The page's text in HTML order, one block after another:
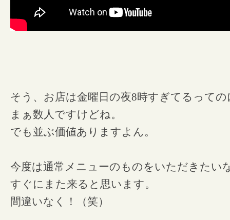
そう、お店は金曜日の夜8時すぎてるって
まぁ数人ですけどね。
でも並ぶ価値ありますよん。
今度は通常メニューのものをいただきたい
すぐにまた来ると思います。
間違いなく！（笑）